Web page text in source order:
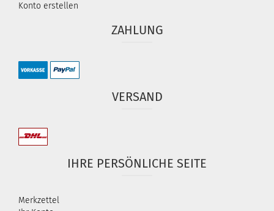
Konto erstellen
ZAHLUNG
VERSAND
IHRE PERSÖNLICHE SEITE
Merkzettel